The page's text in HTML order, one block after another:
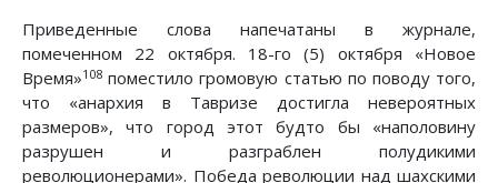
Приведенные слова напечатаны в журнале,
помеченном 22 октября. 18-го (5) октября «Новое
Время»108 поместило громовую статью по поводу того,
что «анархия в Тавризе достигла невероятных
размеров», что город этот будто бы «наполовину
разрушен и разграблен полудикими
революционерами». Победа революции над шахскими